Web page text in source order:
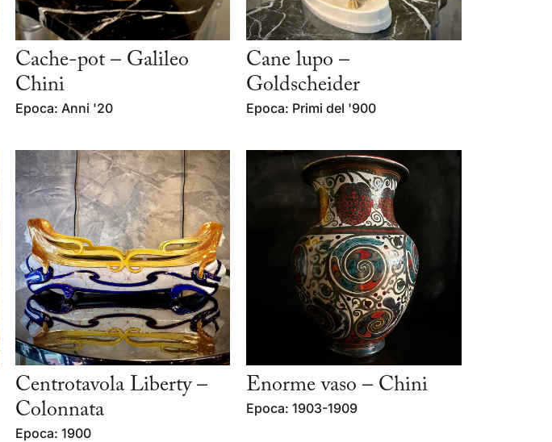
Cache-pot – Galileo
Chini
Epoca: Anni '20
Cane lupo –
Goldscheider
Epoca: Primi del '900
Centrotavola Liberty –
Colonnata
Epoca: 1900
Enorme vaso – Chini
Epoca: 1903-1909